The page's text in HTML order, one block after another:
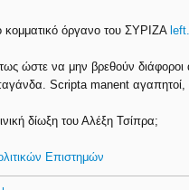
κομματικό όργανο του ΣΥΡΙΖΑ
ώστε να μην βρεθούν
Scripta manent αγαπητοί,
δίωξη του Αλέξη Τσίπρα;
Επιστημών